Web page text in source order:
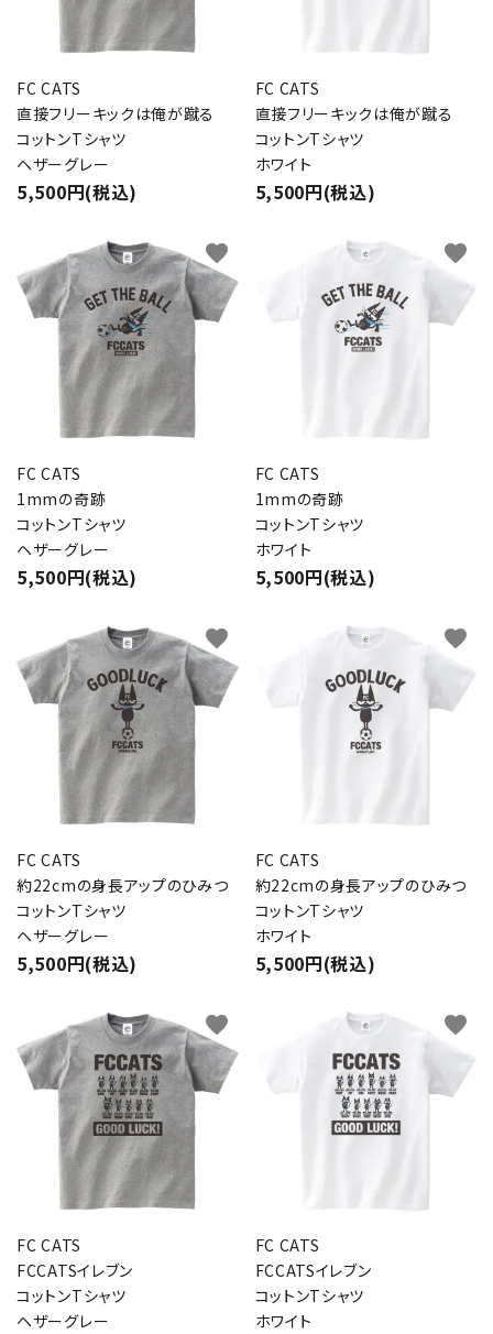
FC CATS
直接フリーキックは俺が蹴る
コットンTシャツ
ヘザーグレー
5,500円(税込)
FC CATS
直接フリーキックは俺が蹴る
コットンTシャツ
ホワイト
5,500円(税込)
FC CATS
1mmの奇跡
コットンTシャツ
ヘザーグレー
5,500円(税込)
favorite
FC CATS
1mmの奇跡
コットンTシャツ
ホワイト
5,500円(税込)
favorite
FC CATS
約22cmの身長アップのひみつ
コットンTシャツ
ヘザーグレー
5,500円(税込)
favorite
FC CATS
約22cmの身長アップのひみつ
コットンTシャツ
ホワイト
5,500円(税込)
favorite
FC CATS
FCCATSイレブン
コットンTシャツ
ヘザーグレー
favorite
FC CATS
FCCATSイレブン
コットンTシャツ
ホワイト
favorite